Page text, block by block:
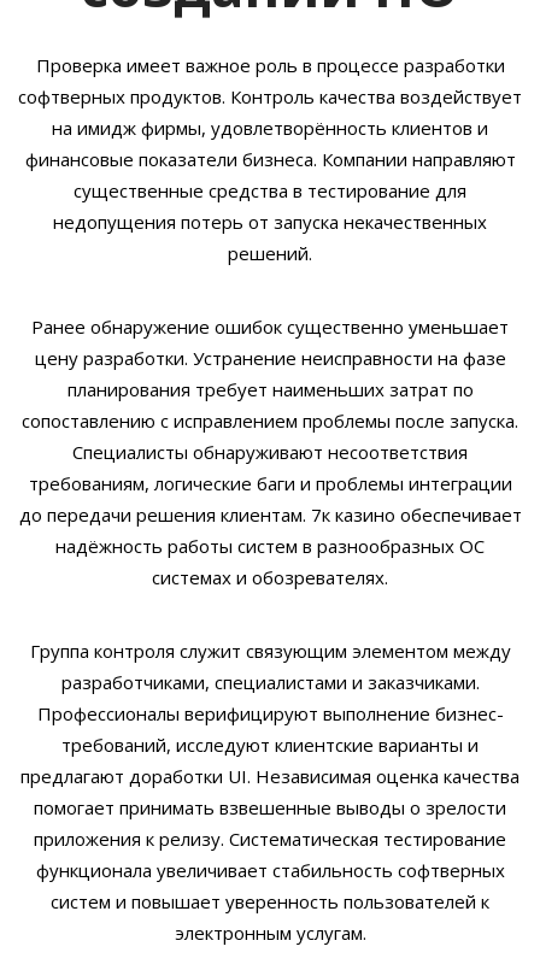
Проверка имеет важное роль в процессе разработки
софтверных продуктов. Контроль качества воздействует
на имидж фирмы, удовлетворённость клиентов и
финансовые показатели бизнеса. Компании направляют
существенные средства в тестирование для
недопущения потерь от запуска некачественных
решений.
Ранее обнаружение ошибок существенно уменьшает
цену разработки. Устранение неисправности на фазе
планирования требует наименьших затрат по
сопоставлению с исправлением проблемы после запуска.
Специалисты обнаруживают несоответствия
требованиям, логические баги и проблемы интеграции
до передачи решения клиентам. 7к казино обеспечивает
надёжность работы систем в разнообразных ОС
системах и обозревателях.
Группа контроля служит связующим элементом между
разработчиками, специалистами и заказчиками.
Профессионалы верифицируют выполнение бизнес-
требований, исследуют клиентские варианты и
предлагают доработки UI. Независимая оценка качества
помогает принимать взвешенные выводы о зрелости
приложения к релизу. Систематическая тестирование
функционала увеличивает стабильность софтверных
систем и повышает уверенность пользователей к
электронным услугам.